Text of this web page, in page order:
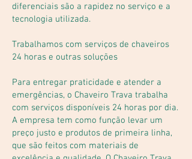
diferenciais são a rapidez no serviço e a
tecnologia utilizada.
Trabalhamos com serviços de chaveiros
24 horas e outras soluções
Para entregar praticidade e atender a
emergências, o Chaveiro Trava trabalha
com serviços disponíveis 24 horas por dia.
A empresa tem como função levar um
preço justo e produtos de primeira linha,
que são feitos com materiais de